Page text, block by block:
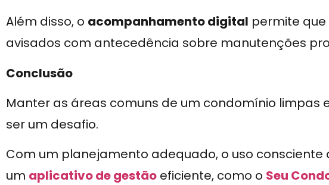
Além disso, o acompanhamento digital permite
avisados com antecedência sobre manutenções
Conclusão
Manter as áreas comuns de um condomínio limpas
ser um desafio.
Com um planejamento adequado, o uso
um aplicativo de gestão eficiente, como o Seu